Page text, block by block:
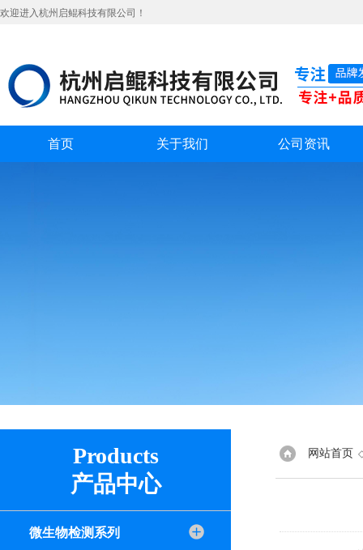
欢迎进入杭州启鲲科技有限公司！
首页 关于我们 公司资讯
Products
产品中心
微生物检测系列
网站首页